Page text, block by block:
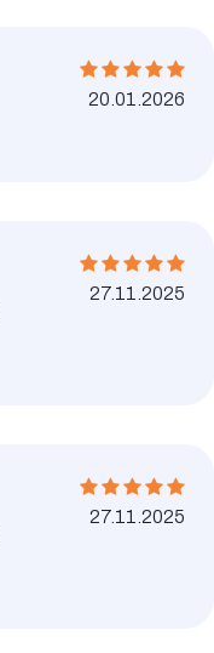
20.01.2026
27.11.2025
27.11.2025